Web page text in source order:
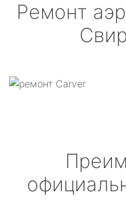
Ремонт